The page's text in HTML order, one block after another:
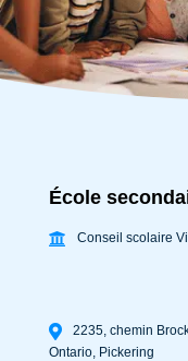
École
Conseil scolaire
2235, chemin
Ontario, Pickering